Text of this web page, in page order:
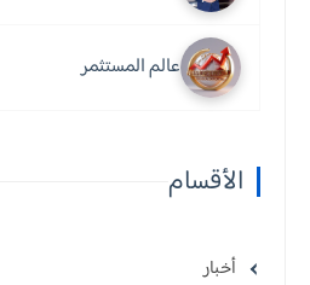
عالم المستثمر
الأقسام
أخبار